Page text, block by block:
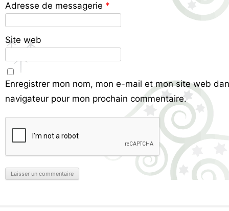
Adresse de messagerie *
Site web
Enregistrer mon nom, mon e-mail et mon site web
navigateur pour mon prochain commentaire.